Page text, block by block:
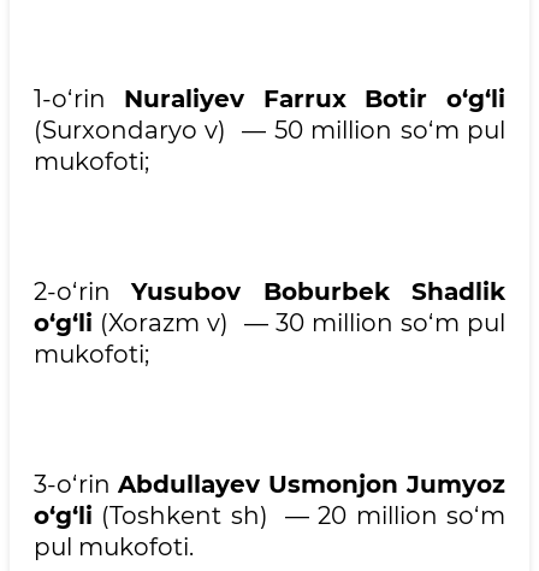
1-o‘rin Nuraliyev Farrux Botir o‘g‘li
(Surxondaryo v) — 50 million so‘m pul
mukofoti;
2-o‘rinYusubov Boburbek Shadlik
o‘g‘li (Xorazm v) — 30 million so‘m pul
mukofoti;
3-o‘rin Abdullayev Usmonjon Jumyoz
o‘g‘li (Toshkent sh) — 20 million so‘m
pul mukofoti.